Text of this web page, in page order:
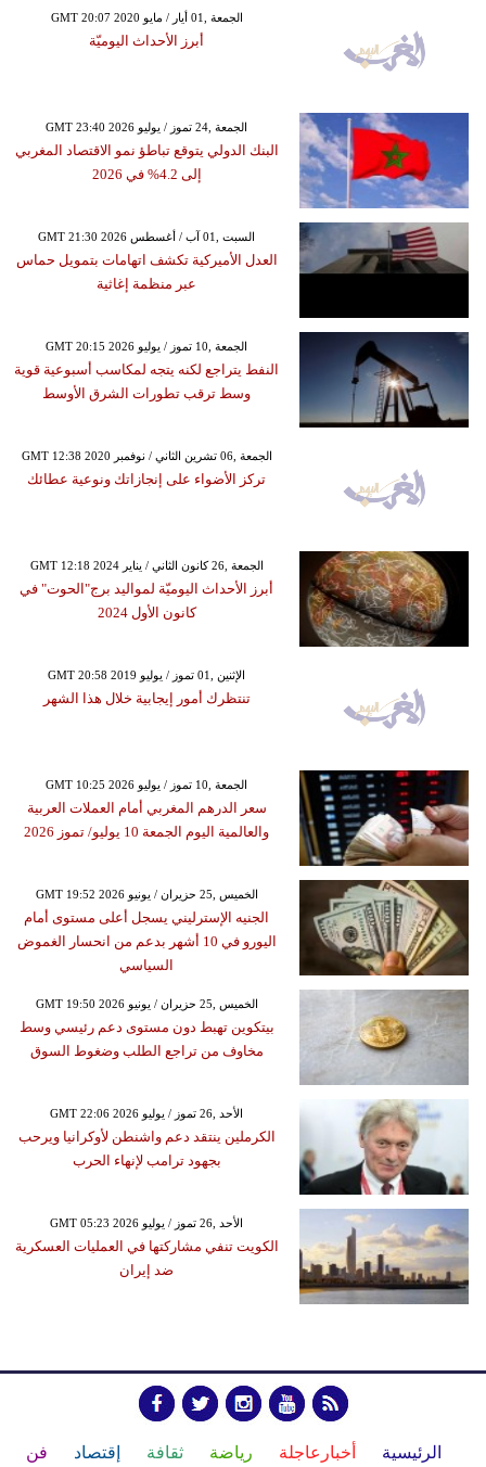
GMT 20:07 2020 الجمعة ,01 أيار / مايو
أبرز الأحداث اليوميّة
GMT 23:40 2026 الجمعة ,24 تموز / يوليو
البنك الدولي يتوقع تباطؤ نمو الاقتصاد المغربي
إلى 4.2% في 2026
GMT 21:30 2026 السبت ,01 آب / أغسطس
العدل الأميركية تكشف اتهامات بتمويل حماس
عبر منظمة إغاثية
GMT 20:15 2026 الجمعة ,10 تموز / يوليو
النفط يتراجع لكنه يتجه لمكاسب أسبوعية قوية
وسط ترقب تطورات الشرق الأوسط
GMT 12:38 2020 الجمعة ,06 تشرين الثاني / نوفمبر
تركز الأضواء على إنجازاتك ونوعية عطائك
GMT 12:18 2024 الجمعة ,26 كانون الثاني / يناير
أبرز الأحداث اليوميّة لمواليد برج"الحوت" في
كانون الأول 2024
GMT 20:58 2019 الإثنين ,01 تموز / يوليو
تنتظرك أمور إيجابية خلال هذا الشهر
GMT 10:25 2026 الجمعة ,10 تموز / يوليو
سعر الدرهم المغربي أمام العملات العربية
والعالمية اليوم الجمعة 10 يوليو/ تموز 2026
GMT 19:52 2026 الخميس ,25 حزيران / يونيو
الجنيه الإسترليني يسجل أعلى مستوى أمام
اليورو في 10 أشهر بدعم من انحسار الغموض
السياسي
GMT 19:50 2026 الخميس ,25 حزيران / يونيو
بيتكوين تهبط دون مستوى دعم رئيسي وسط
مخاوف من تراجع الطلب وضغوط السوق
GMT 22:06 2026 الأحد ,26 تموز / يوليو
الكرملين ينتقد دعم واشنطن لأوكرانيا ويرحب
بجهود ترامب لإنهاء الحرب
GMT 05:23 2026 الأحد ,26 تموز / يوليو
الكويت تنفي مشاركتها في العمليات العسكرية
ضد إيران
الرئيسية أخبارعاجلة رياضة ثقافة إقتصاد فن